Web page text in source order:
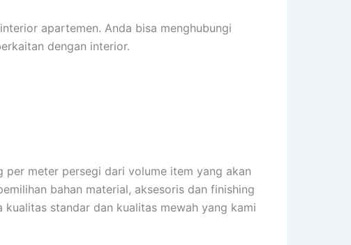
apartemen. Anda bisa menghubungi
dengan interior.
per meter persegi dari volume item yang akan
bahan material, aksesoris dan finishing
standar dan kualitas mewah yang kami